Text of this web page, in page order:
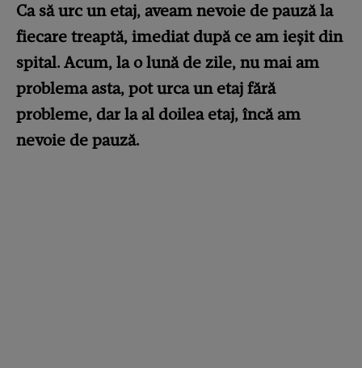
Ca să urc un etaj, aveam nevoie de pauză la
fiecare treaptă, imediat după ce am ieşit din
spital. Acum, la o lună de zile, nu mai am
problema asta, pot urca un etaj fără
probleme, dar la al doilea etaj, încă am
nevoie de pauză.